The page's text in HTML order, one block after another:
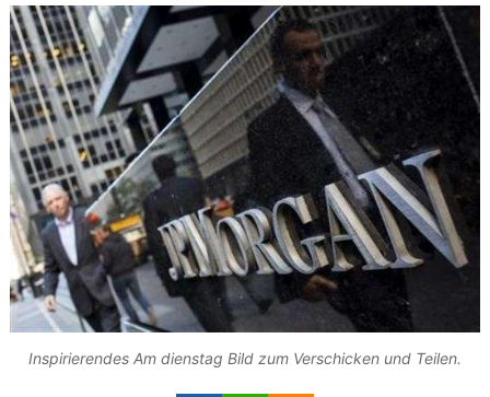
Inspirierendes Am dienstag Bild zum Verschicken und Teilen.